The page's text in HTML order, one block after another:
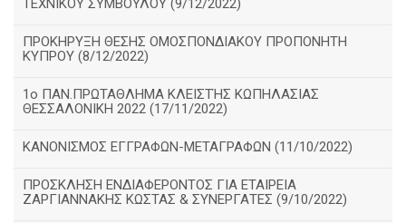
ΤΕΧΝΙΚΟΥ ΣΥΜΒΟΥΛΟΥ (9/12/2022)
ΠΡΟΚΗΡΥΞΗ ΘΕΣΗΣ ΟΜΟΣΠΟΝΔΙΑΚΟΥ ΠΡΟΠΟΝΗΤΗ
ΚΥΠΡΟΥ (8/12/2022)
1ο ΠΑΝ.ΠΡΩΤΑΘΛΗΜΑ ΚΛΕΙΣΤΉΣ ΚΩΠΗΛΑΣΙΑΣ
ΘΕΣΣΑΛΟΝΙΚΗ 2022 (17/11/2022)
ΚΑΝΟΝΙΣΜΟΣ ΕΓΓΡΑΦΩΝ-ΜΕΤΑΓΡΑΦΩΝ (11/10/2022)
ΠΡΟΣΚΛΗΣΗ ΕΝΔΙΑΦΕΡΟΝΤΟΣ ΓΙΑ ΕΤΑΙΡΕΙΑ
ΖΑΡΓΙΑΝΝΑΚΗΣ ΚΩΣΤΑΣ & ΣΥΝΕΡΓΑΤΕΣ (9/10/2022)